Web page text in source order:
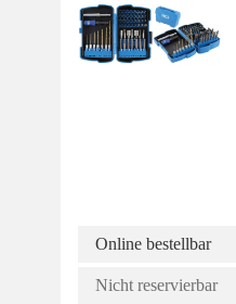
Online bestellbar
Nicht reservierbar